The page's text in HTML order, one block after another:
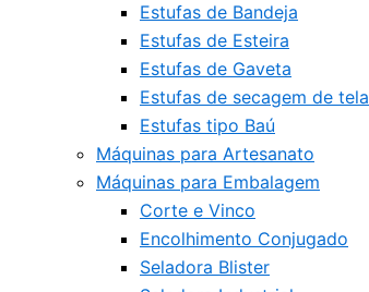
Estufas de Bandeja
Estufas de Esteira
Estufas de Gaveta
Estufas de secagem de tela
Estufas tipo Baú
Máquinas para Artesanato
Máquinas para Embalagem
Corte e Vinco
Encolhimento Conjugado
Seladora Blister